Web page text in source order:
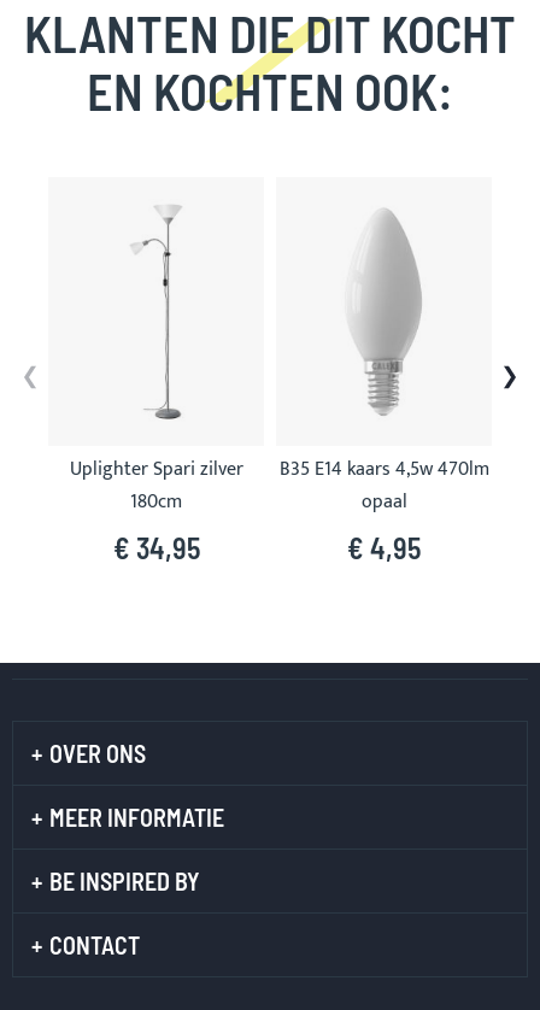
KLANTEN DIE DIT KOCHT
EN KOCHTEN OOK:
Uplighter Spari zilver
180cm
€ 34,95
B35 E14 kaars 4,5w 470lm
opaal
€ 4,95
OVER ONS
MEER INFORMATIE
BE INSPIRED BY
CONTACT